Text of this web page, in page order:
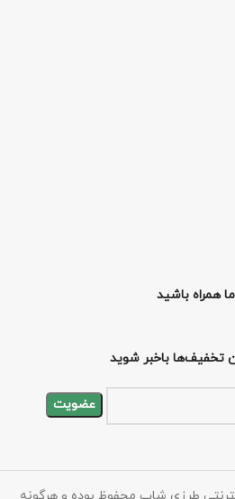
همراه باشید
تخفیف‌ها باخبر شوید
طرزی شاپ محفوظ بوده و هرگونه